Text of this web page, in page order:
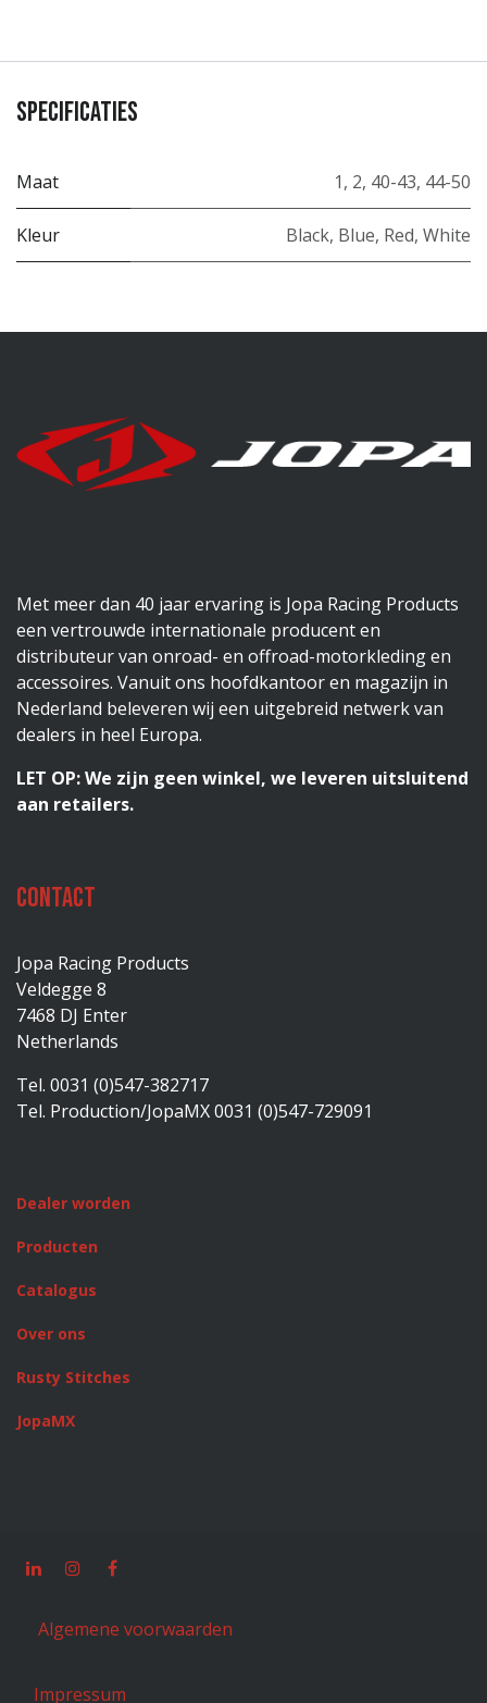
Specificaties
Maat 1, 2, 40-43, 44-50
Kleur Black, Blue, Red, White
Met meer dan 40 jaar ervaring is Jopa Racing Products
een vertrouwde internationale producent en
distributeur van onroad- en offroad-motorkleding en
accessoires. Vanuit ons hoofdkantoor en magazijn in
Nederland beleveren wij een uitgebreid netwerk van
dealers in heel Europa.
LET OP: We zijn geen winkel, we leveren uitsluitend
aan retailers.
Contact
Jopa Racing Products
Veldegge 8
7468 DJ Enter
Netherlands
Tel. 0031 (0)547-382717
Tel. Production/JopaMX 0031 (0)547-729091
Dealer worden
Producten
Catalogus
Over ons
Rusty Stitches
JopaMX
Algemene voorwaarden
Impressum